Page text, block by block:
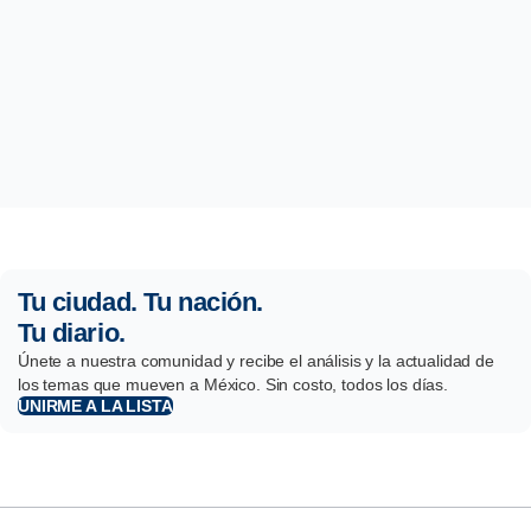
Tu ciudad. Tu nación.
Tu diario.
Únete a nuestra comunidad y recibe el análisis y la actualidad de
los temas que mueven a México. Sin costo, todos los días.
UNIRME A LA LISTA